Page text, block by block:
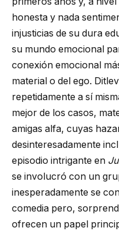
honesta y nada
injusticias de su dura
su mundo emocional
conexión emocional
material o del ego.
repetidamente a sí
mejor de los casos,
amigas alfa, cuyas
desinteresadamente
episodio intrigante en
se involucró con un
inesperadamente se
comedia pero,
ofrecen un papel